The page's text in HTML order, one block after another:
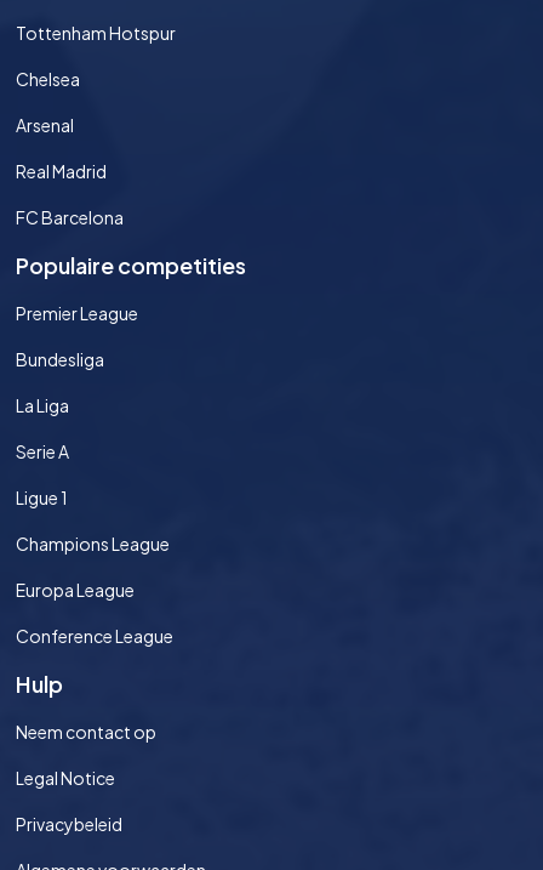
Tottenham Hotspur
Chelsea
Arsenal
Real Madrid
FC Barcelona
Populaire competities
Premier League
Bundesliga
La Liga
Serie A
Ligue 1
Champions League
Europa League
Conference League
Hulp
Neem contact op
Legal Notice
Privacybeleid